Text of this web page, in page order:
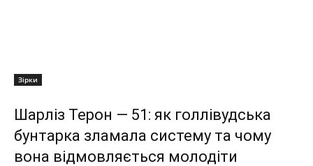
Зірки
Шарліз Терон — 51: як голлівудська
бунтарка зламала систему та чому
вона відмовляється молодіти